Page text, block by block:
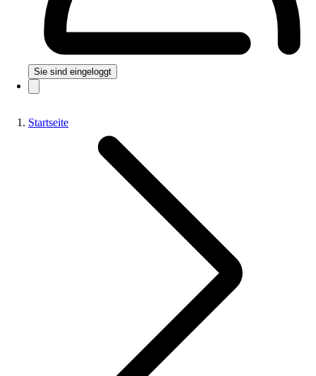
Sie sind eingeloggt
Startseite